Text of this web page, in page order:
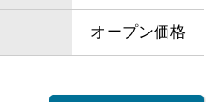
オープン価格